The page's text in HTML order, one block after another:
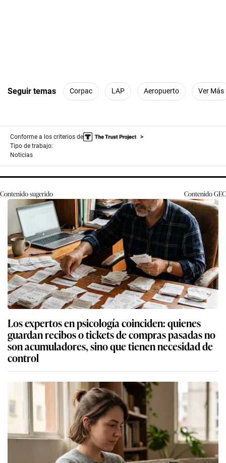
Seguir temas Corpac LAP Aeropuerto Ver Más
Conforme a los criterios de
Tipo de trabajo:
Noticias
Contenido sugerido ContenidoGEC
Los expertos en psicología coinciden: quienes
guardan recibos o tickets de compras pasadas no
son acumuladores, sino que tienen necesidad de
control